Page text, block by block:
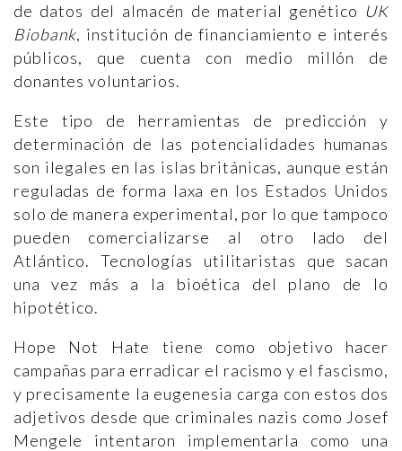
de datos del almacén de material genético UK
Biobank, institución de financiamiento e interés
públicos, que cuenta con medio millón de
donantes voluntarios.
Este tipo de herramientas de predicción y
determinación de las potencialidades humanas
son ilegales en las islas británicas, aunque están
reguladas de forma laxa en los Estados Unidos
solo de manera experimental, por lo que tampoco
pueden comercializarse al otro lado del
Atlántico. Tecnologías utilitaristas que sacan
una vez más a la bioética del plano de lo
hipotético.
Hope Not Hate tiene como objetivo hacer
campañas para erradicar el racismo y el fascismo,
y precisamente la eugenesia carga con estos dos
adjetivos desde que criminales nazis como Josef
Mengele intentaron implementarla como una